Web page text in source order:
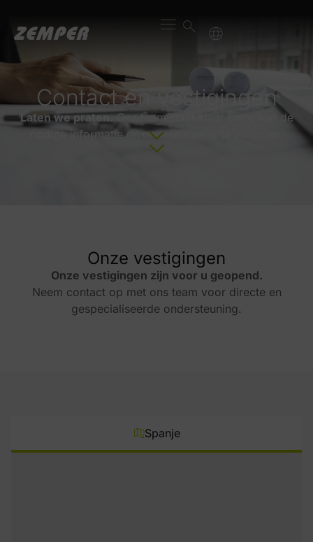
Contact en vestigingen
Laten we praten.Ons team staat klaar om u van de
nodige informatie en ondersteuning te voorzien.
Onze vestigingen
Onze vestigingen zijn voor u geopend.
Neem contact op met ons team voor directe en
gespecialiseerde ondersteuning.
Spanje